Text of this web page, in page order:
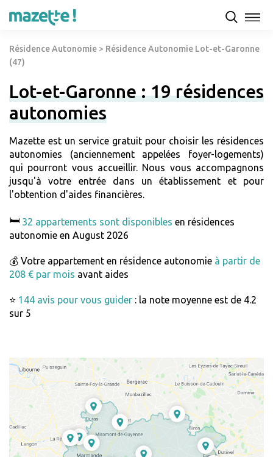
Résidence Autonomie > Résidence Autonomie Lot-et-Garonne
(47)
Lot-et-Garonne : 19 résidences
autonomies
Mazette est un service gratuit pour choisir les résidences
autonomies (anciennement appelées foyer-logements)
qui pourront vous accueillir. Nous vous accompagnons
jusqu'à votre entrée dans un établissement et pour
l'obtention d'aides financières.
🛏️ 32 appartements sont disponibles en résidences
autonomie en August 2026
💰 Votre appartement en résidence autonomie à partir de
208 € par mois avant aides
⭐ 144 avis pour vous guider : la note moyenne est de 4.2
sur 5